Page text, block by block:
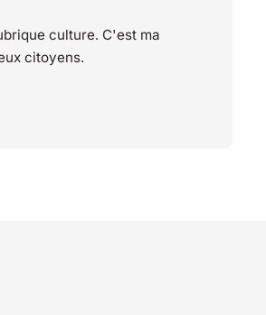
culture. C'est ma
citoyens.